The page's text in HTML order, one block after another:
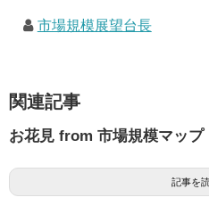
市場規模展望台長
関連記事
お花見 from 市場規模マップ
記事を